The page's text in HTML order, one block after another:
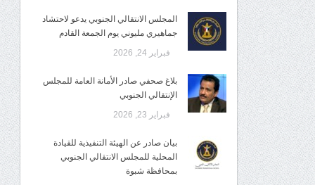
المجلس الانتقالي الجنوبي يدعو لاحتشاد
جماهيري مليوني يوم الجمعة القادم
فبراير 24, 2026
بلاغ صحفي صادر الأمانة العامة للمجلس
الإنتقالي الجنوبي
فبراير 23, 2026
بيان صادر عن الهيئة التنفيذية للقيادة
المحلية للمجلس الانتقالي الجنوبي
بمحافظة شبوة